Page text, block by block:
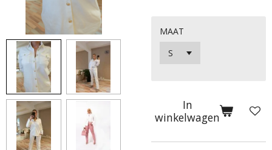
MAAT
In
winkelwagen